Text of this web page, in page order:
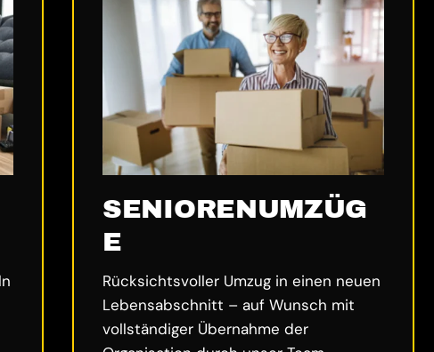
SENIORENUMZÜG
E
Rücksichtsvoller Umzug in einen neuen
Lebensabschnitt – auf Wunsch mit
vollständiger Übernahme der